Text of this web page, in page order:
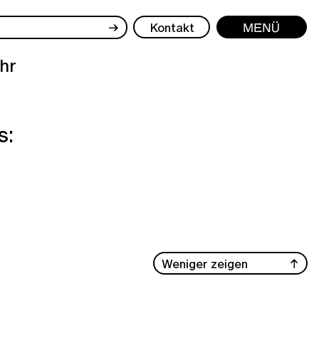
→ Kontakt Menü
Weniger zeigen